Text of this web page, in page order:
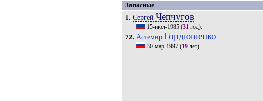
Запасные
1. Сергей Чепчугов
15-июл-1985 (31 год).
72. Астемир Гордюшенко
30-мар-1997 (19 лет).